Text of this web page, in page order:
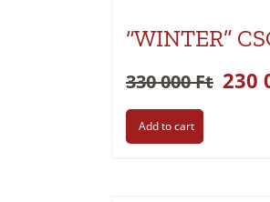
“WINTER”
330 000Ft 230
Add to cart